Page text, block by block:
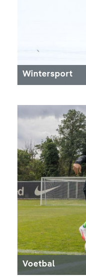
Wintersport
Voetbal